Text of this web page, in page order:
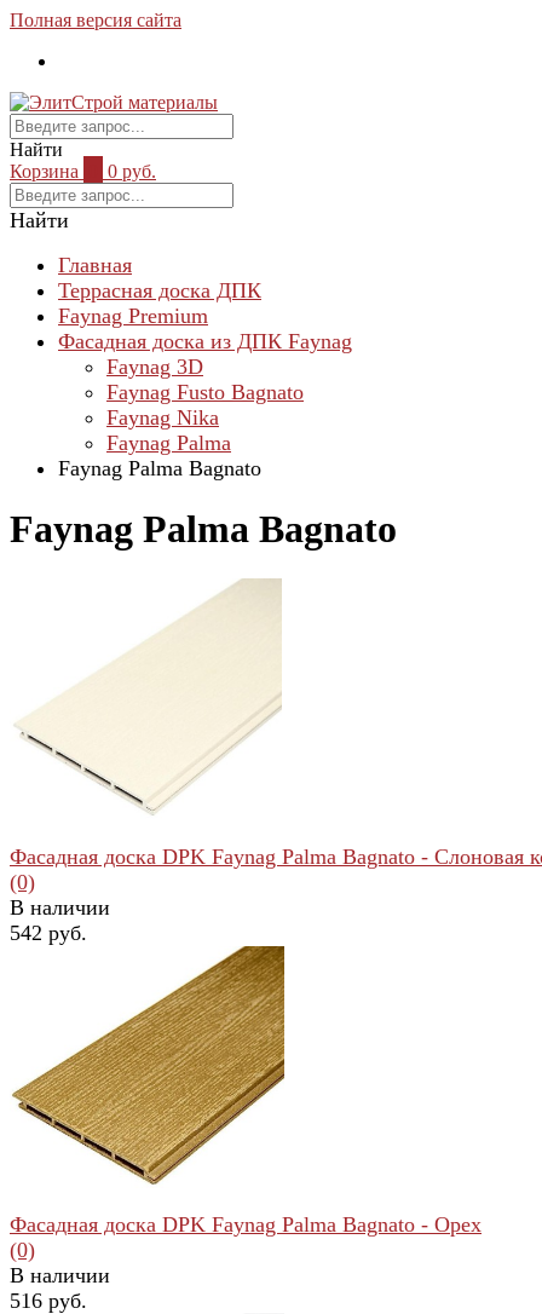
Полная версия сайта
Найти
Корзина
0 руб.
Найти
Главная
Террасная доска ДПК
Faynag Premium
Фасадная доска из ДПК Faynag
Faynag 3D
Faynag Fusto Bаgnato
Faynag Nika
Faynag Palma
Faynag Palma Bagnato
Faynag Palma Bagnato
избранное сравнить
Фасадная доска DPK Faynag Palma Bagnato - Слоновая
(0)
В наличии
542 руб.
Фасадная доска DPK Faynag Palma Bagnato - Орех
(0)
В наличии
516 руб.